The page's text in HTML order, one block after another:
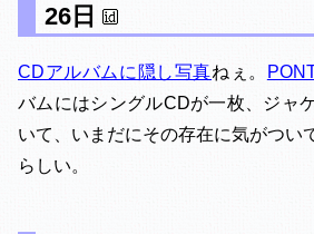
26日
CDアルバムに隠し写真ねぇ。
バムにはシングルCDが一枚、ジャ
いて、いまだにその存在に気がつい
らしい。